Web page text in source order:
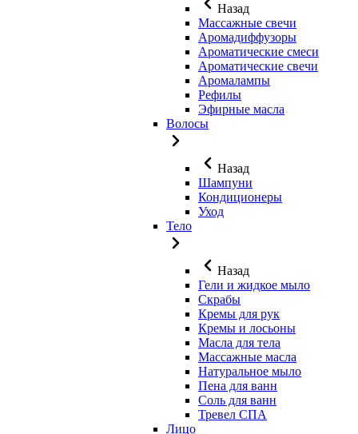
Назад
Массажные свечи
Аромадиффузоры
Ароматические смеси
Ароматические свечи
Аромалампы
Рефилы
Эфирные масла
Волосы
Назад
Шампуни
Кондиционеры
Уход
Тело
Назад
Гели и жидкое мыло
Скрабы
Кремы для рук
Кремы и лосьоны
Масла для тела
Массажные масла
Натуральное мыло
Пена для ванн
Соль для ванн
Тревел СПА
Лицо